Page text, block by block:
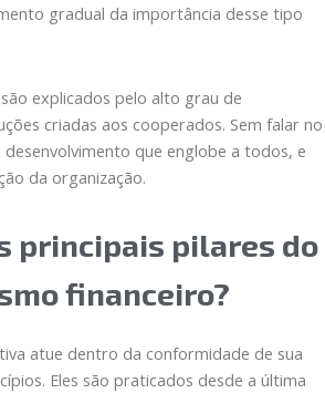
gradual da importância desse tipo
explicados pelo alto grau de
criadas aos cooperados. Sem falar no
que englobe a todos, e
da organização.
principais pilares do
financeiro?
atue dentro da conformidade de sua
Eles são praticados desde a última